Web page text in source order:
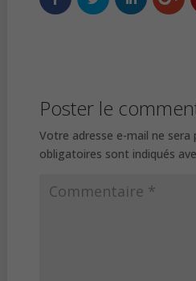
Poster le
Votre adresse e-mail ne sera
obligatoires sont indiqués